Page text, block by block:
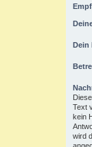
Dein
Text
kein
wird